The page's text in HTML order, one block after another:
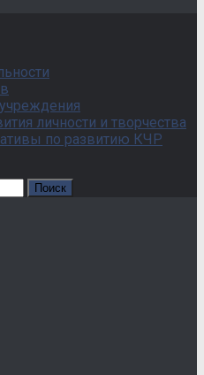
личности и творчества
по развитию КЧР